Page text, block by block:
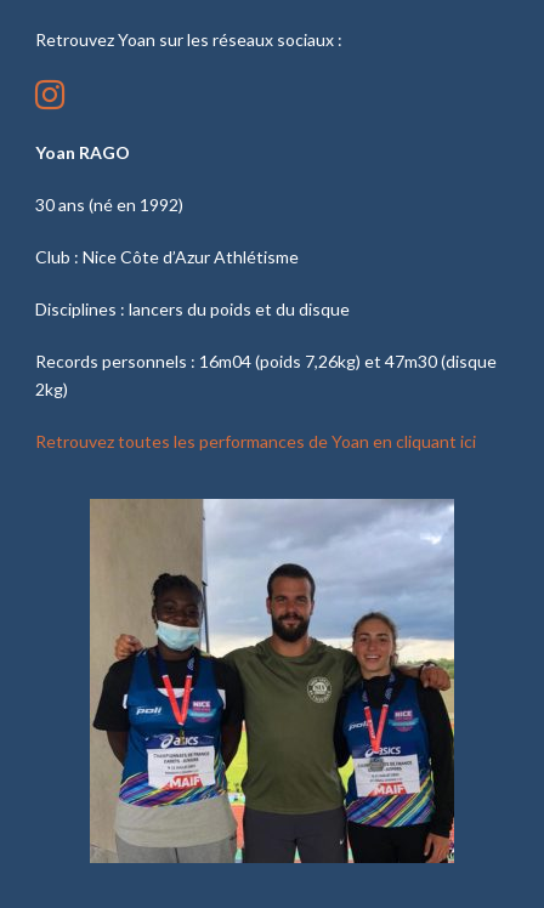
Retrouvez Yoan sur les réseaux sociaux :
Yoan RAGO
30 ans (né en 1992)
Club : Nice Côte d’Azur Athlétisme
Disciplines : lancers du poids et du disque
Records personnels : 16m04 (poids 7,26kg) et 47m30 (disque
2kg)
Retrouvez toutes les performances de Yoan en cliquant ici